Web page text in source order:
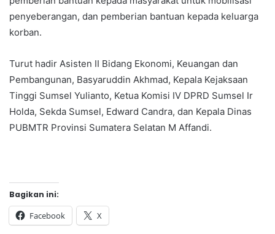
penyeberangan, dan pemberian bantuan kepada keluarga
korban.
Turut hadir Asisten II Bidang Ekonomi, Keuangan dan
Pembangunan, Basyaruddin Akhmad, Kepala Kejaksaan
Tinggi Sumsel Yulianto, Ketua Komisi IV DPRD Sumsel Ir
Holda, Sekda Sumsel, Edward Candra, dan Kepala Dinas
PUBMTR Provinsi Sumatera Selatan M Affandi.
Bagikan ini:
Facebook X